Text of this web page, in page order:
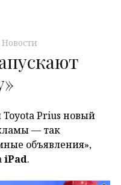
Новости
Toyota Prius новый
— так
объявления»,
iPad.